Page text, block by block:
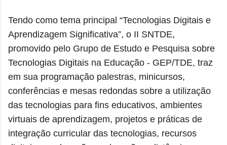
Tendo como tema principal “Tecnologias Digitais e
Aprendizagem Significativa”, o II SNTDE,
promovido pelo Grupo de Estudo e Pesquisa sobre
Tecnologias Digitais na Educação - GEP/TDE, traz
em sua programação palestras, minicursos,
conferências e mesas redondas sobre a utilização
das tecnologias para fins educativos, ambientes
virtuais de aprendizagem, projetos e práticas de
integração curricular das tecnologias, recursos